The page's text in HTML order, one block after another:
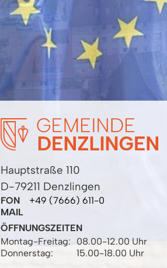
Hauptstraße 110
D-79211 Denzlingen
FON
+49 (7666) 611-0
MAIL
ÖFFNUNGSZEITEN
Montag-Freitag:
08.00-12.00 Uhr
Donnerstag:
15.00-18.00 Uhr